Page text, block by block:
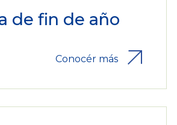
de fin de año
Conocér más